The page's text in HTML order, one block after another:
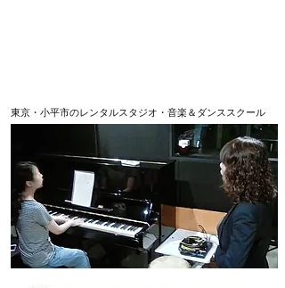
東京・小平市のレンタルスタジオ・音楽＆ダンススクール